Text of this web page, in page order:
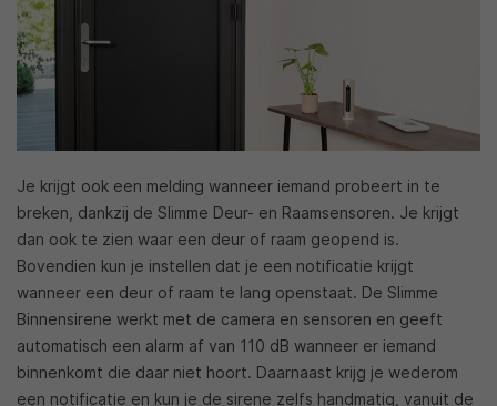
Je krijgt ook een melding wanneer iemand probeert in te
breken, dankzij de Slimme Deur- en Raamsensoren. Je krijgt
dan ook te zien waar een deur of raam geopend is.
Bovendien kun je instellen dat je een notificatie krijgt
wanneer een deur of raam te lang openstaat. De Slimme
Binnensirene werkt met de camera en sensoren en geeft
automatisch een alarm af van 110 dB wanneer er iemand
binnenkomt die daar niet hoort. Daarnaast krijg je wederom
een notificatie en kun je de sirene zelfs handmatig, vanuit de